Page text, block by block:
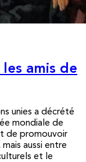
amis de
unies a décrété
mondiale de
de promouvoir
aussi entre
et le